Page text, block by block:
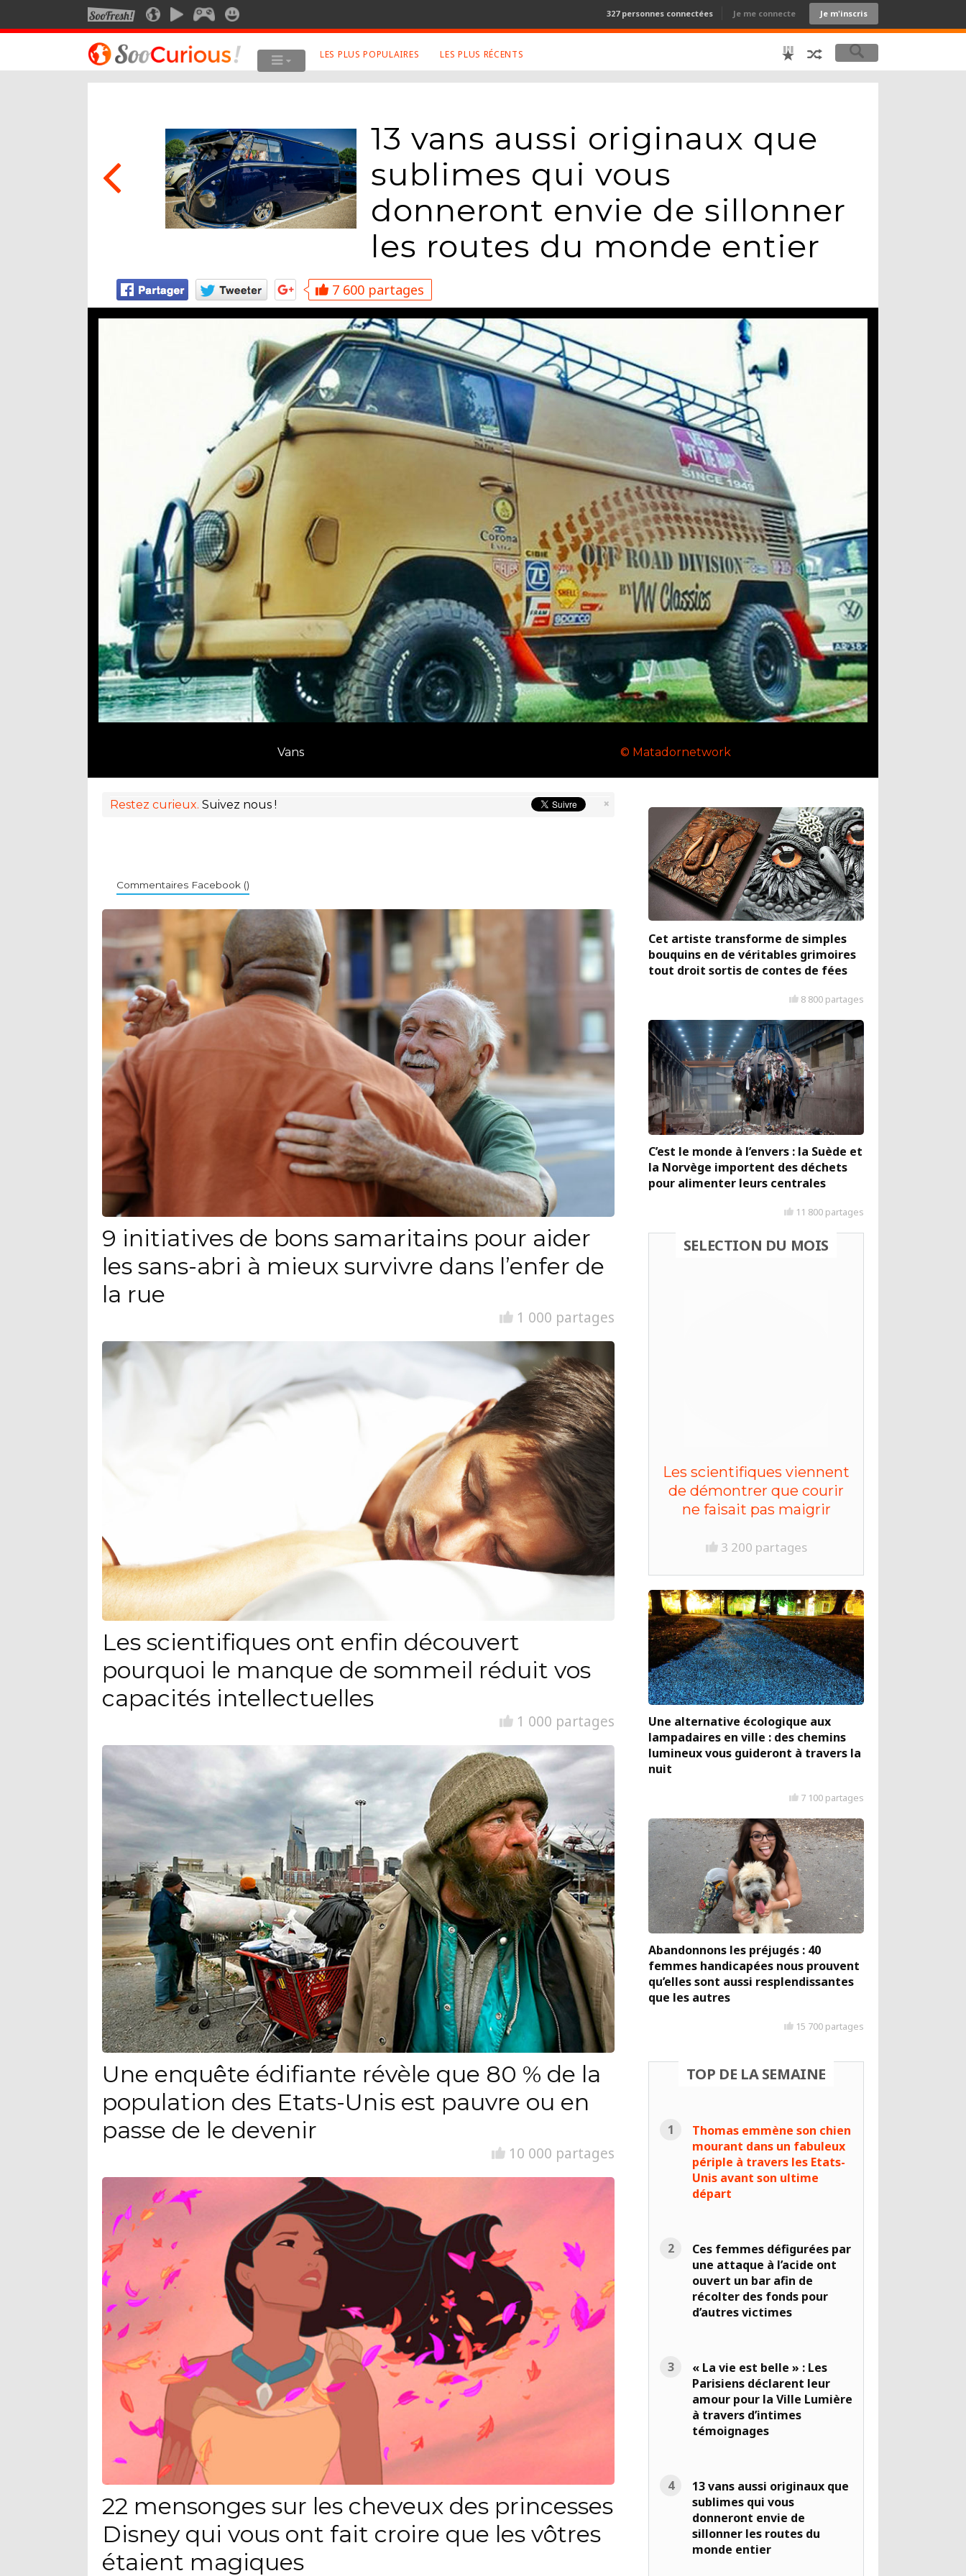
SOOFRESHSOOCURIOUSSOOMOTION
SOOGEEK Je me connecte Je m'inscris
327 personnes connectées
Voyage
Multimédia
Style de vie
Technologie
Art
Photographies
Robot
Musique
Cinema
Twitter
Google+
Mentions Légales
Conditions Générales
LES PLUS POPULAIRES LES PLUS RÉCENTS
13 vans aussi originaux que
sublimes qui vous
donneront envie de sillonner
les routes du monde entier
7 600 partages
Vans © Matadornetwork
×
Restez curieux. Suivez nous !
Commentaires Facebook ()
9 initiatives de bons samaritains pour aider
les sans-abri à mieux survivre dans l’enfer de
la rue
1 000 partages
Les scientifiques ont enfin découvert
pourquoi le manque de sommeil réduit vos
capacités intellectuelles
1 000 partages
Une enquête édifiante révèle que 80 % de la
population des Etats-Unis est pauvre ou en
passe de le devenir
10 000 partages
22 mensonges sur les cheveux des princesses
Disney qui vous ont fait croire que les vôtres
étaient magiques
Cet artiste transforme de simples
bouquins en de véritables grimoires
tout droit sortis de contes de fées
8 800 partages
C’est le monde à l’envers : la Suède et
la Norvège importent des déchets
pour alimenter leurs centrales
11 800 partages
SELECTION DU MOIS
Les scientifiques viennent
de démontrer que courir
ne faisait pas maigrir
3 200 partages
Une alternative écologique aux
lampadaires en ville : des chemins
lumineux vous guideront à travers la
nuit
7 100 partages
Abandonnons les préjugés : 40
femmes handicapées nous prouvent
qu’elles sont aussi resplendissantes
que les autres
15 700 partages
TOP DE LA SEMAINE
Thomas emmène son chien
mourant dans un fabuleux
périple à travers les Etats-
Unis avant son ultime
départ
Ces femmes défigurées par
une attaque à l’acide ont
ouvert un bar afin de
récolter des fonds pour
d’autres victimes
« La vie est belle » : Les
Parisiens déclarent leur
amour pour la Ville Lumière
à travers d’intimes
témoignages
13 vans aussi originaux que
sublimes qui vous
donneront envie de
sillonner les routes du
monde entier